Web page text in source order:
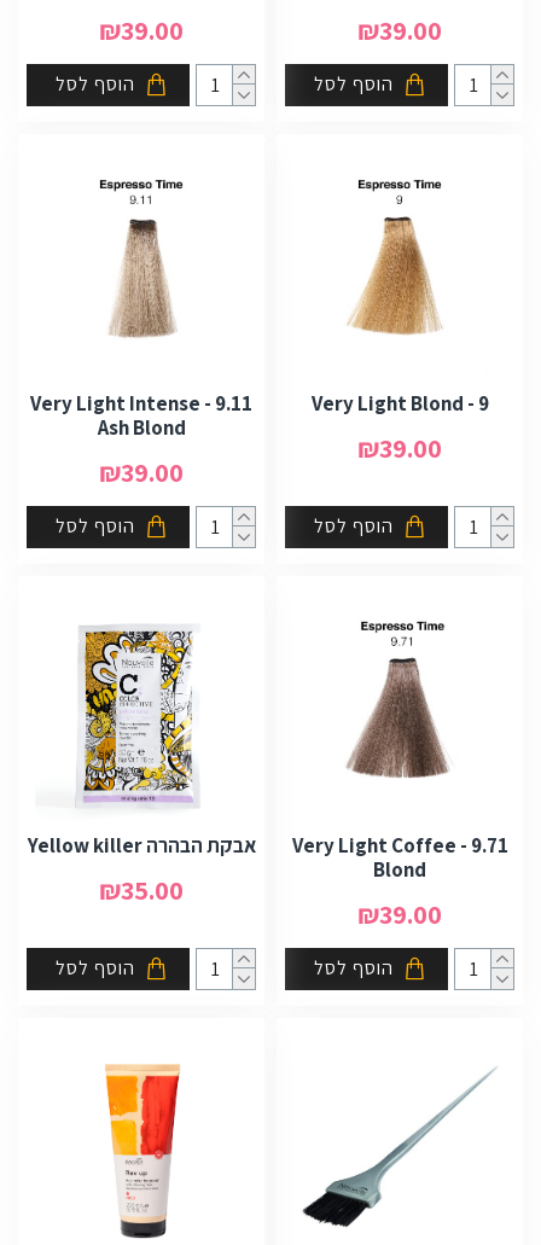
₪39.00
הוסף לסל
₪39.00
הוסף לסל
9 - Very Light Blond
₪39.00
הוסף לסל
9.11 - Very Light Intense
Ash Blond
₪39.00
הוסף לסל
9.71 - Very Light Coffee
Blond
₪39.00
הוסף לסל
אבקת הבהרה Yellow killer
₪35.00
הוסף לסל